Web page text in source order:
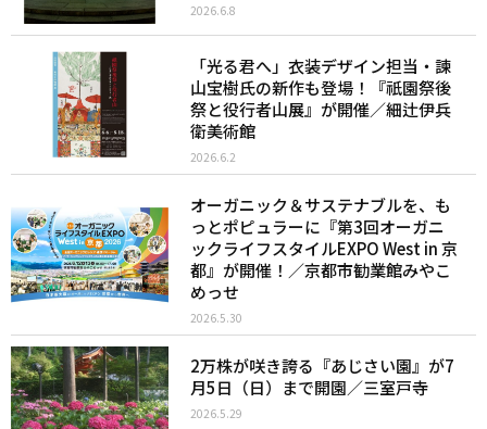
2026.6.8
「光る君へ」衣装デザイン担当・諫
山宝樹氏の新作も登場！『祇園祭後
祭と役行者山展』が開催／細辻伊兵
衛美術館
2026.6.2
オーガニック＆サステナブルを、も
っとポピュラーに『第3回オーガニ
ックライフスタイルEXPO West in 京
都』が開催！／京都市勧業館みやこ
めっせ
2026.5.30
2万株が咲き誇る『あじさい園』が7
月5日（日）まで開園／三室戸寺
2026.5.29